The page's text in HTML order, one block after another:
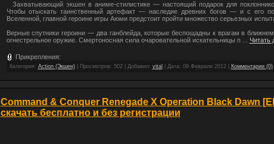
Захватывающий экшен в аниме-стилистике — настоящий подарок для
Чтобы отыскать таинственный артефакт — наследие древних богов — и с его
Вселенной, главной героине игры Аюми предстоит пройти множество серьезных
Верные спутники героини — два ганблейда, которые беспощадны к врагам в
огнестрельное оружие. Смертоносная сила очаровательной искательницы п ... Читать
Прикрепления:
Категория: Action (Экшен)| Просмотров: 502 | Добавил: vital | Дата: 09 Февраля 2012| Комментарии (0)
Command & Conquer Renegade X Operation Black Dawn
скачать бесплатно и без регистрации